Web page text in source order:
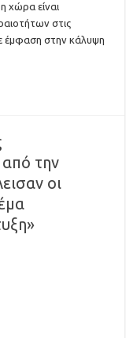
χώρα είναι
στις
έμφαση στην κάλυψη
την
οι